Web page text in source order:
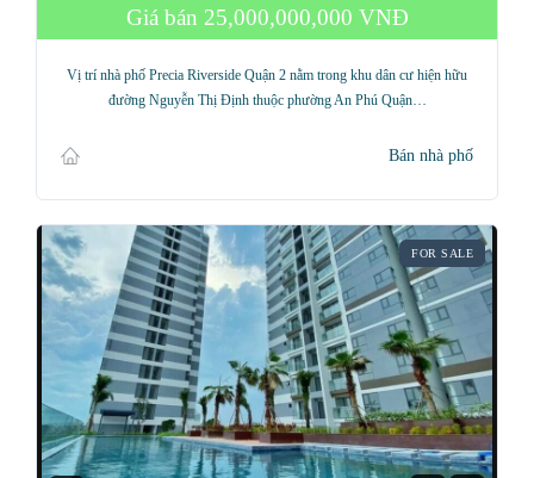
Giá bán 25,000,000,000 VNĐ
Vị trí nhà phố Precia Riverside Quận 2 nằm trong khu dân cư hiện hữu
đường Nguyễn Thị Định thuộc phường An Phú Quận…
Bán nhà phố
FOR SALE